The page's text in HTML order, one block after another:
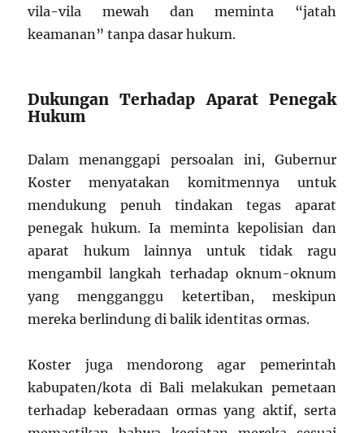
vila-vila mewah dan meminta “jatah
keamanan” tanpa dasar hukum.
Dukungan Terhadap Aparat Penegak
Hukum
Dalam menanggapi persoalan ini, Gubernur
Koster menyatakan komitmennya untuk
mendukung penuh tindakan tegas aparat
penegak hukum. Ia meminta kepolisian dan
aparat hukum lainnya untuk tidak ragu
mengambil langkah terhadap oknum-oknum
yang mengganggu ketertiban, meskipun
mereka berlindung di balik identitas ormas.
Koster juga mendorong agar pemerintah
kabupaten/kota di Bali melakukan pemetaan
terhadap keberadaan ormas yang aktif, serta